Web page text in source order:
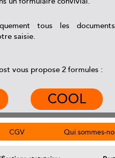
tous les
saisie.
vous propose 2 formules :
COOL
CGV Qui sommes-